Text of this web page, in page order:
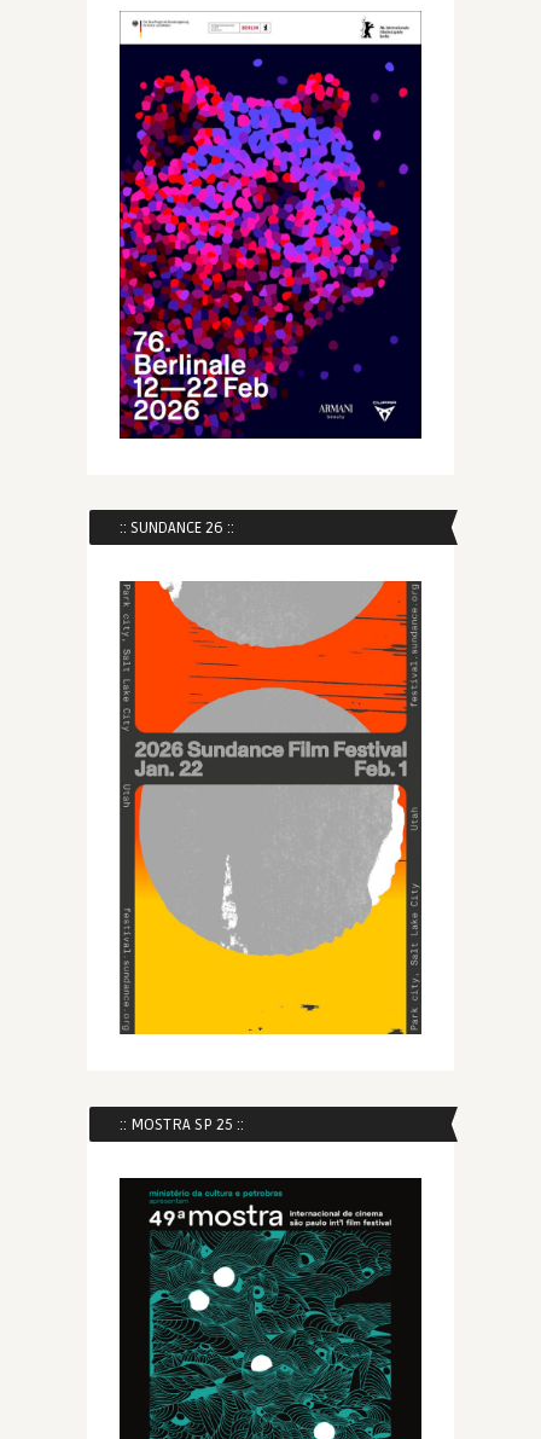
:: SUNDANCE 26 ::
:: MOSTRA SP 25 ::